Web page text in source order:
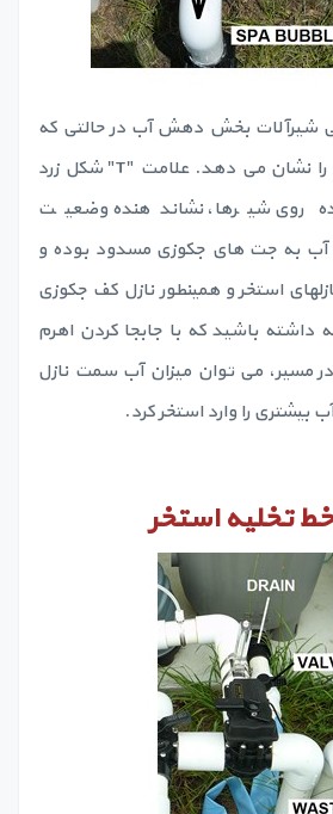
شیرآلات بخش دهش آب در حالتی که
جکوزی خاموش است، را نشان می دهد. علامت "T" شکل زرد
روی شیرها، نشاندهنده وضعیت
آب به جت های جکوزی مسدود بوده و
استخر و همینطور نازل کف جکوزی
باشید که با جابجا کردن اهرم
مسیر، می توان میزان آب سمت نازل
را وارد استخر کرد.
تخلیه استخر